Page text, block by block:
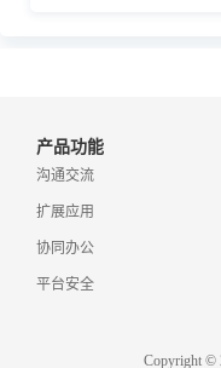
产品功能
沟通交流
扩展应用
协同办公
平台安全
Copyright ©